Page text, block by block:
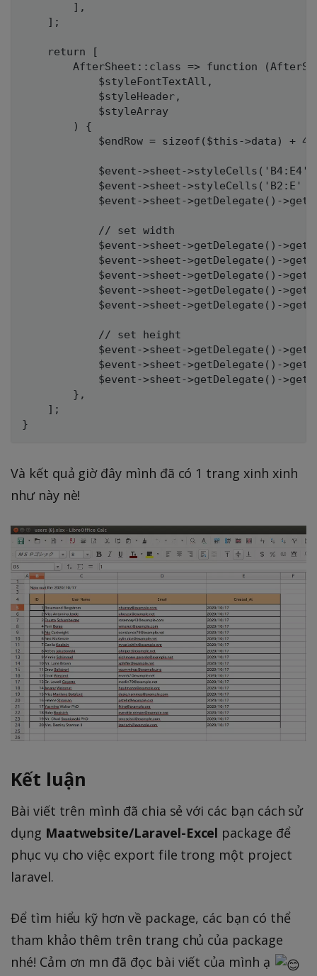
        ],
    ];
    return [
AfterSheet::class => function
            $styleFontTextAll,
            $styleHeader,
            $styleArray
        ) {
            $endRow = sizeof($this->data) + 4;
$event->sheet-
$event->sheet->styleCells('B2:E'
$event->sheet->getDelegate()-
            // set width
$event->sheet->getDelegate()-
$event->sheet->getDelegate()-
$event->sheet->getDelegate()-
$event->sheet->getDelegate()-
$event->sheet->getDelegate()-
            // set height
$event->sheet->getDelegate()-
$event->sheet->getDelegate()-
$event->sheet->getDelegate()-
        },
    ];
Và kết quả giờ đây mình đã có 1 trang xinh xinh
như này nè!
Kết luận
Bài viết trên mình đã chia sẻ với các bạn cách sử
dụng Maatwebsite/Laravel-Excel package để
phục vụ cho việc export file trong một project
laravel.
Để tìm hiểu kỹ hơn về package, các bạn có thể
tham khảo thêm trên trang chủ của package
nhé! Cảm ơn mn đã đọc bài viết của mình ạ